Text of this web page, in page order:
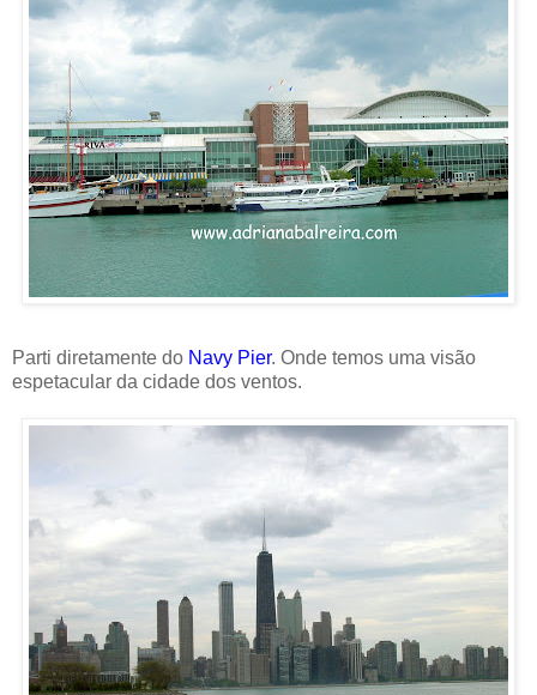
Parti diretamente do Navy Pier. Onde temos uma visão
espetacular da cidade dos ventos.